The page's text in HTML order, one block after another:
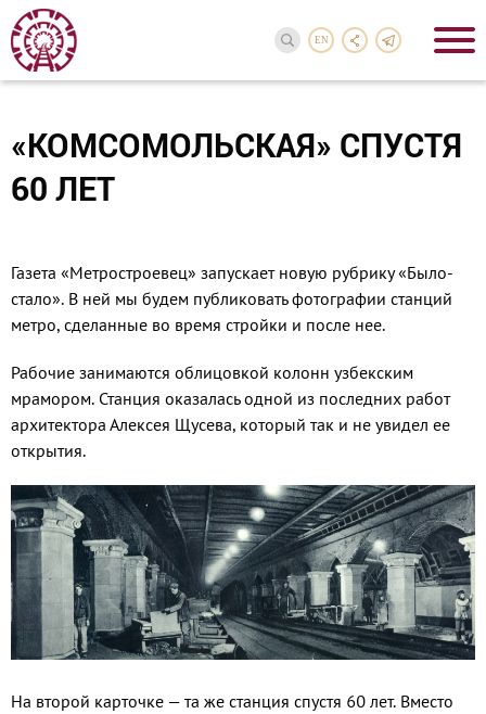
EN
«КОМСОМОЛЬСКАЯ» СПУСТЯ
60 ЛЕТ
Газета «Метростроевец» запускает новую рубрику «Было-
стало». В ней мы будем публиковать фотографии станций
метро, сделанные во время стройки и после нее.
Рабочие занимаются облицовкой колонн узбекским
мрамором. Станция оказалась одной из последних работ
архитектора Алексея Щусева, который так и не увидел ее
открытия.
На второй карточке — та же станция спустя 60 лет. Вместо